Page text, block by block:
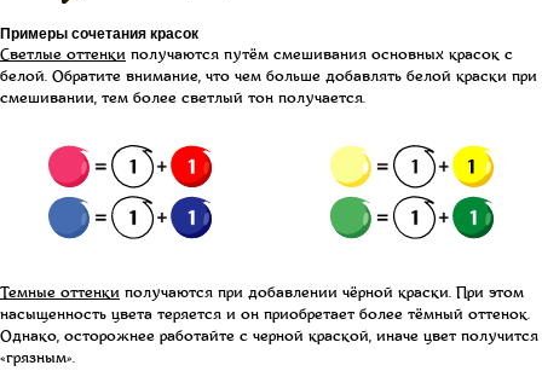
Примеры сочетания красок
Светлые оттенки получаются путём смешивания основных красок с
белой. Обратите внимание, что чем больше добавлять белой краски при
смешивании, тем более светлый тон получается.
Темные оттенки получаются при добавлении чёрной краски. При этом
насыщенность цвета теряется и он приобретает более тёмный оттенок.
Однако, осторожнее работайте с черной краской, иначе цвет получится
«грязным».